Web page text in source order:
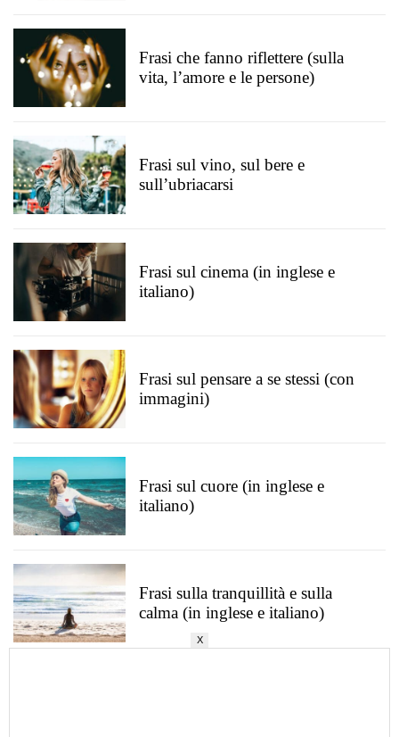
Frasi che fanno riflettere (sulla
vita, l’amore e le persone)
Frasi sul vino, sul bere e
sull’ubriacarsi
Frasi sul cinema (in inglese e
italiano)
Frasi sul pensare a se stessi (con
immagini)
Frasi sul cuore (in inglese e
italiano)
Frasi sulla tranquillità e sulla
calma (in inglese e italiano)
X